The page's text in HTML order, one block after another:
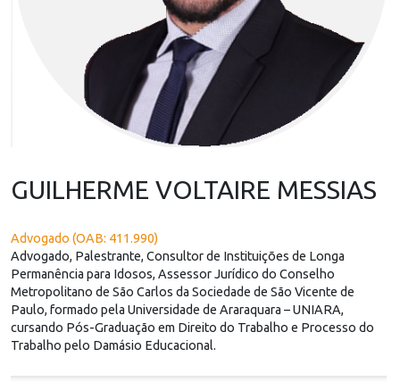
GUILHERME VOLTAIRE MESSIAS
Advogado (OAB: 411.990)
Advogado, Palestrante, Consultor de Instituições de Longa
Permanência para Idosos, Assessor Jurídico do Conselho
Metropolitano de São Carlos da Sociedade de São Vicente de
Paulo, formado pela Universidade de Araraquara – UNIARA,
cursando Pós-Graduação em Direito do Trabalho e Processo do
Trabalho pelo Damásio Educacional.